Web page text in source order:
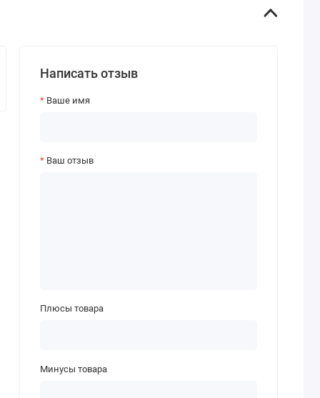
Написать отзыв
Ваше имя
Ваш отзыв
Плюсы товара
Минусы товара